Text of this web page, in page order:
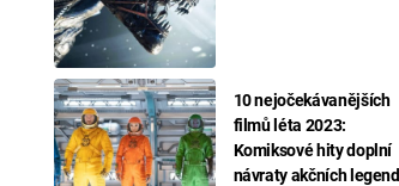
10 nejočekávanějších
filmů léta 2023:
Komiksové hity doplní
návraty akčních legend